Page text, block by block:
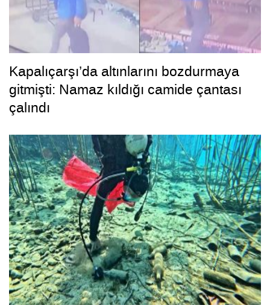
Kapalıçarşı’da altınlarını bozdurmaya
gitmişti: Namaz kıldığı camide çantası
çalındı